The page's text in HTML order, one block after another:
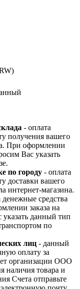
- оплата
получения вашего
При оформлении
Вас указать
по городу - оплата
доставки вашего
интернет-магазина.
денежные средства
заказа на
указать данный тип
по
лиц - данный
оплату за
организации ООО
товара и
Счета отправьте